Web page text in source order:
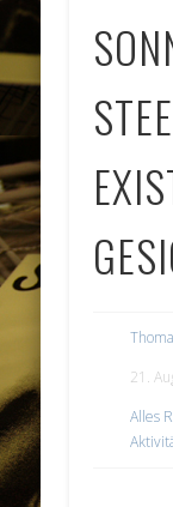
21.
Alles